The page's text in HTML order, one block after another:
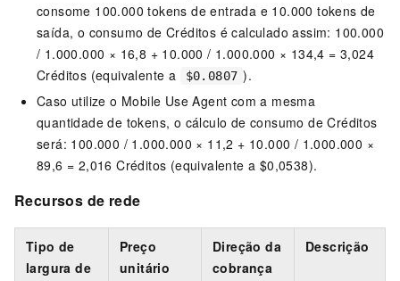
consome 100.000 tokens de entrada e 10.000 tokens de
saída, o consumo de Créditos é calculado assim: 100.000
/ 1.000.000 × 16,8 + 10.000 / 1.000.000 × 134,4 = 3,024
Créditos (equivalente a
$0.0807 ).
Caso utilize o Mobile Use Agent com a mesma
quantidade de tokens, o cálculo de consumo de Créditos
será: 100.000 / 1.000.000 × 11,2 + 10.000 / 1.000.000 ×
89,6 = 2,016 Créditos (equivalente a $0,0538).
Recursos de rede
Tipo de
largura de
Preço
unitário
Direção da
cobrança
Descrição